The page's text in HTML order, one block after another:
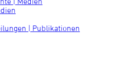
| Publikationen